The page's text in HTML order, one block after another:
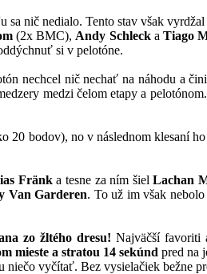
nič nedialo. Tento stav však
(2x BMC), Andy Schlecka Tiago
si v pelotóne.
nechcel nič nechať na náhodu a
medzi čelom etapy a
20 bodov), no v následnom klesaní
Fränka tesne za ním šielLachan
Van Garderen. To už im však
zo žltého dresu! Najväčší favoriti
mieste a stratou 14 sekúnd pred na
niečo vyčítať. Bez vysielačiek bežne